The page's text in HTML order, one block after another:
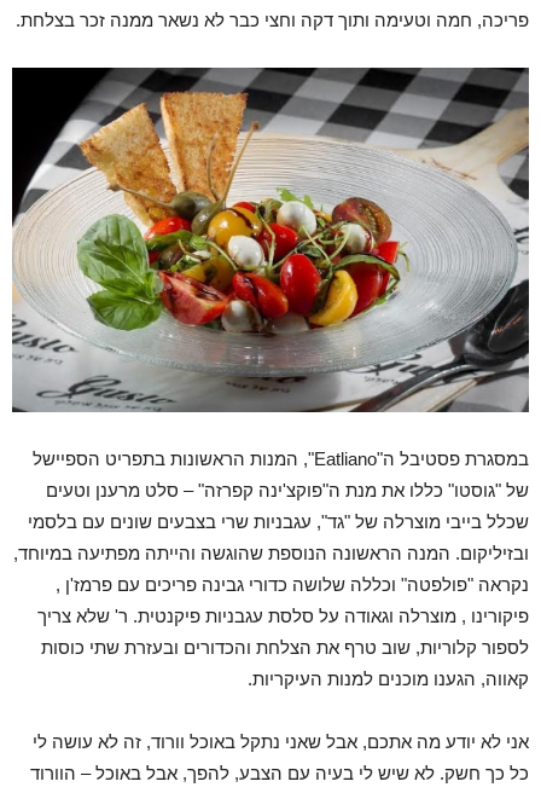
פריכה, חמה וטעימה ותוך דקה וחצי כבר לא נשאר ממנה זכר בצלחת.
במסגרת פסטיבל ה"Eatliano", המנות הראשונות בתפריט הספיישל
של "גוסטו" כללו את מנת ה"פוקצ'ינה קפרזה" – סלט מרענן וטעים
שכלל בייבי מוצרלה של "גד", עגבניות שרי בצבעים שונים עם בלסמי
ובזיליקום. המנה הראשונה הנוספת שהוגשה והייתה מפתיעה במיוחד,
נקראה "פולפטה" וכללה שלושה כדורי גבינה פריכים עם פרמז'ן ,
פיקורינו , מוצרלה וגאודה על סלסת עגבניות פיקנטית. ר' שלא צריך
לספור קלוריות, שוב טרף את הצלחת והכדורים ובעזרת שתי כוסות
קאווה, הגענו מוכנים למנות העיקריות.
אני לא יודע מה אתכם, אבל שאני נתקל באוכל וורוד, זה לא עושה לי
כל כך חשק. לא שיש לי בעיה עם הצבע, להפך, אבל באוכל – הוורוד